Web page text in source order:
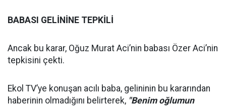
BABASI GELİNİNE TEPKİLİ
Ancak bu karar, Oğuz Murat Aci’nin babası Özer Aci’nin
tepkisini çekti.
Ekol TV’ye konuşan acılı baba, gelininin bu kararından
haberinin olmadığını belirterek, "Benim oğlumun